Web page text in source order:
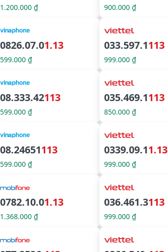
1.200.000 ₫ 900.000 ₫
0826.07.01.13
599.000 ₫
033.597.1113
999.000 ₫
08.333.42113
599.000 ₫
035.469.1113
850.000 ₫
08.24651113
599.000 ₫
0339.09.11.13
999.000 ₫
0782.10.01.13
1.368.000 ₫
036.461.3113
999.000 ₫